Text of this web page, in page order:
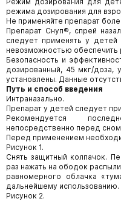
режима дозирования для
Не применяйте препарат
Препарат Снуп®, спрей
следует применять у
невозможностью обеспечить
Безопасность и
дозированный, 45 мкг/
установлены. Данные
Путь и способ введения
Интраназально.
Препарат у детей следует
Рекомендуется
непосредственно перед
Перед применением
Рисунок 1.
Снять защитный колпачок.
раз нажать на ободок
равномерного облачка
дальнейшему использованию.
Рисунок 2.